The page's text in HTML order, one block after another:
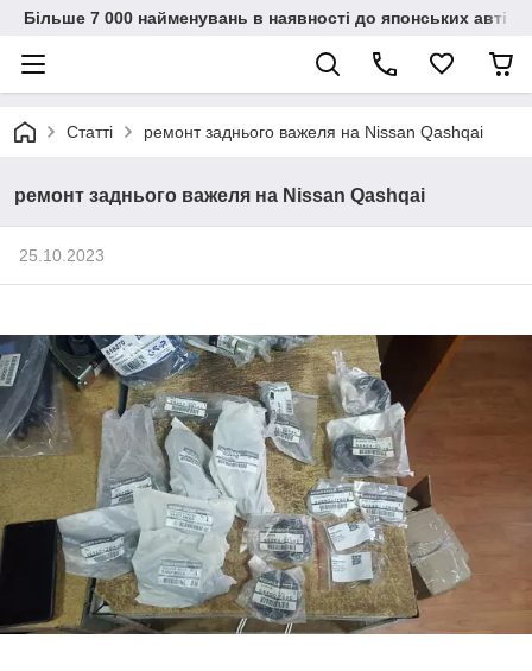
Більше 7 000 найменувань в наявності до японських
Статті ремонт заднього важеля на Nissan Qashqai
ремонт заднього важеля на Nissan Qashqai
25.10.2023